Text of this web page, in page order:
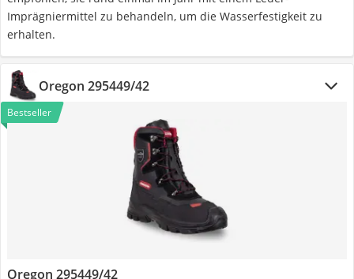
Imprägniermittel zu behandeln, um die Wasserfestigkeit zu
erhalten.
Oregon 295449/42
Bestseller
Oregon 295449/42